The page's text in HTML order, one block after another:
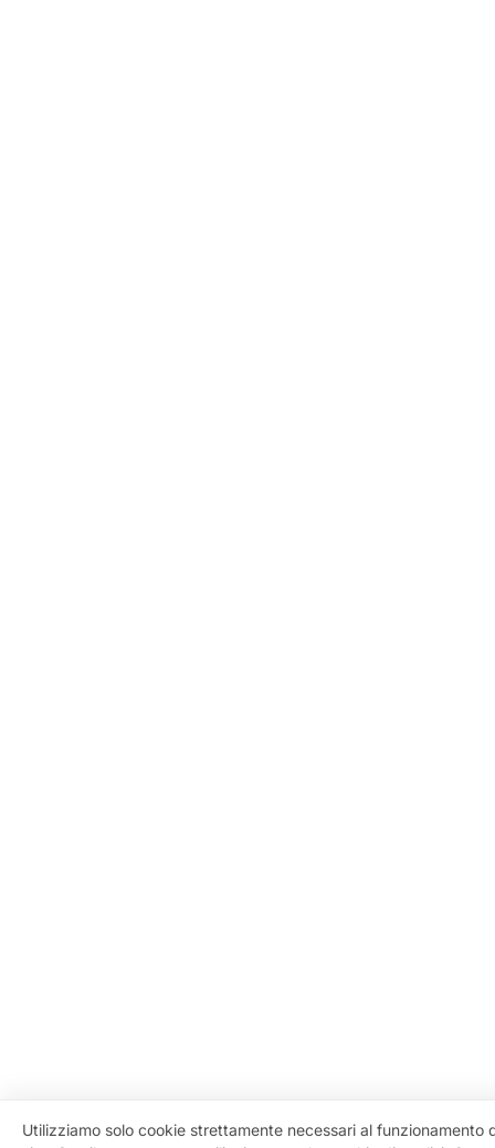
Utilizziamo solo cookie strettamente necessari al funzionamento